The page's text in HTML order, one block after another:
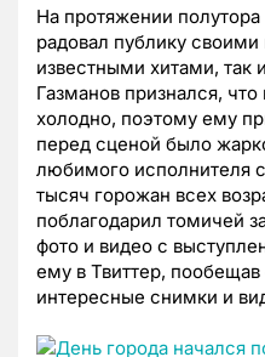
На протяжении
радовал публику
известными хитами, так
Газманов признался,
холодно, поэтому ему
перед сценой было
любимого исполнителя
тысяч горожан всех
поблагодарил томичей
фото и видео с
ему в Твиттер,
интересные снимки и